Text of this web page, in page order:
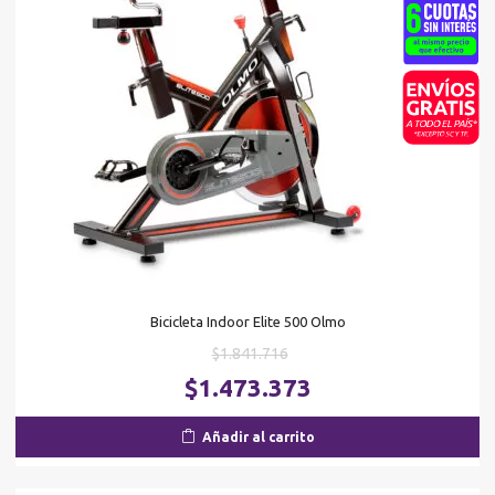
Bicicleta Indoor Elite 500 Olmo
$1.841.716El
precio
original
era:
$1.841.716.
$1.473.373
Añadir al carrito